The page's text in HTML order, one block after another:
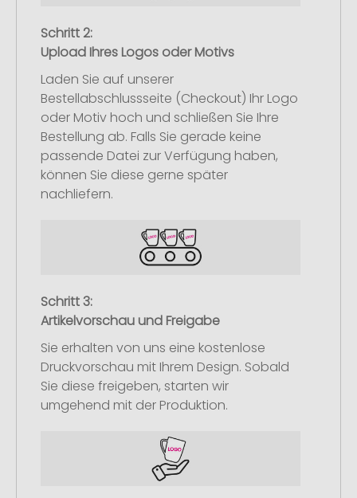
Schritt 2:
Upload Ihres Logos oder Motivs
Laden Sie auf unserer
Bestellabschlussseite (Checkout) Ihr Logo
oder Motiv hoch und schließen Sie Ihre
Bestellung ab. Falls Sie gerade keine
passende Datei zur Verfügung haben,
können Sie diese gerne später
nachliefern.
Schritt 3:
Artikelvorschau und Freigabe
Sie erhalten von uns eine kostenlose
Druckvorschau mit Ihrem Design. Sobald
Sie diese freigeben, starten wir
umgehend mit der Produktion.